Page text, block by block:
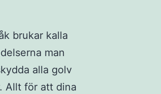
brukar kalla
man
alla golv
Allt för att dina